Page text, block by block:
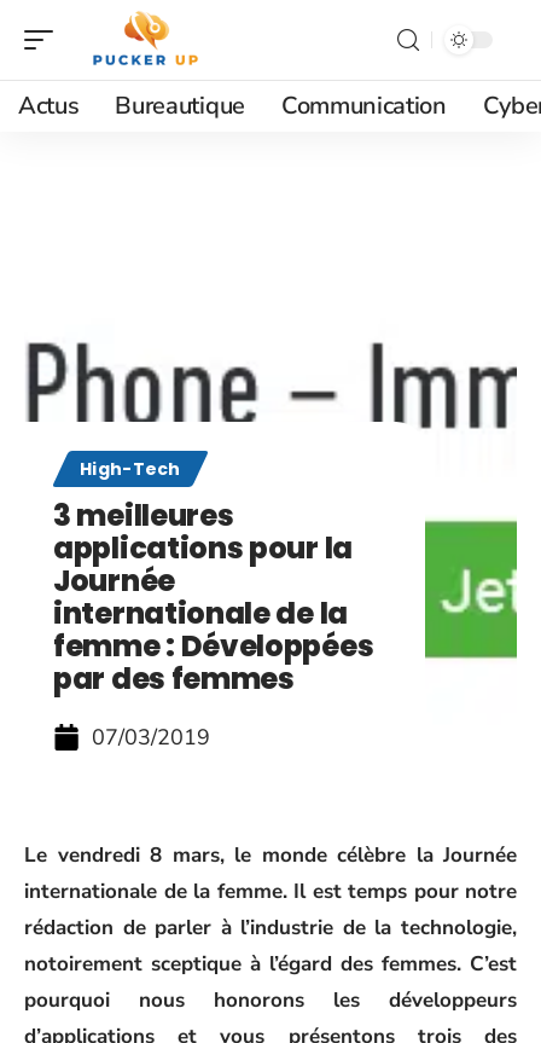
Actus Bureautique Communication
High-Tech
3 meilleures
applications pour la
Journée
internationale de la
femme : Développées
par des femmes
07/03/2019
Le vendredi 8 mars, le monde célèbre la Journée
internationale de la femme. Il est temps pour notre
rédaction de parler à l’industrie de la technologie,
notoirement sceptique à l’égard des femmes. C’est
pourquoi nous honorons les développeurs
d’applications et vous présentons trois des